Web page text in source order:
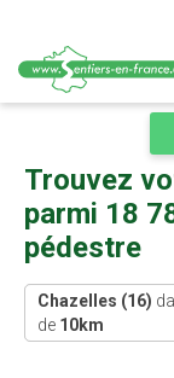
principal
Trouvez
parmi 18
pédestre
Chazelles (16)
de 10km